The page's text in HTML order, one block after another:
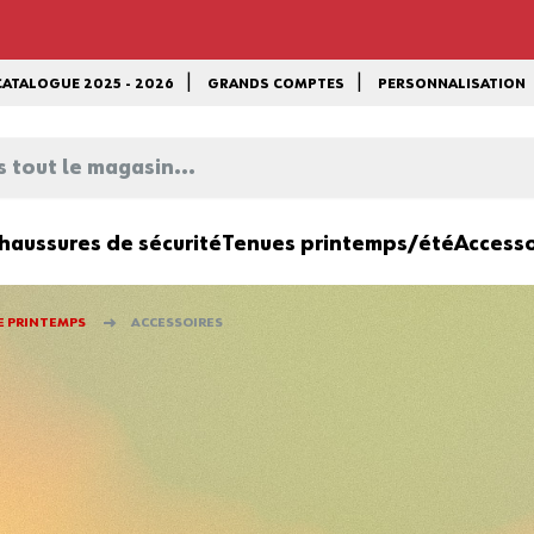
*Offre non cumulable avec toutes
2025 - 2026 GRANDS COMPTES PERSONNALISATION
de sécuritéTenues printemps/été
PRINTEMPS ACCESSOIRES